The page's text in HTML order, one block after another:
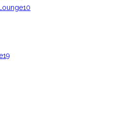
10
19